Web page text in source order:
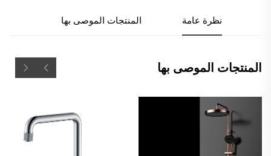
نظرة عامة المنتجات الموصى بها
المنتجات الموصى بها